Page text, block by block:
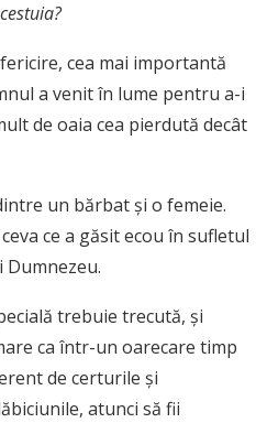
cea mai importantă
a venit în lume pentru a-i
de oaia cea pierdută decât
un bărbat şi o femeie.
ce a găsit ecou în sufletul
trebuie trecută, şi
ca într-un oarecare timp
de certurile şi
atunci să fii